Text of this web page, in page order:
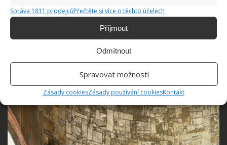
Správa 1811 prodejcůPřečtěte si více o těchto účelech
Příjmout
Odmítnout
Spravovat možnosti
Zásady cookiesZásady používání cookiesKontakt
nástavbami tak unikátní. Nejenom v tom, že jde o
bydlení plnohodnotné, ale hlavně v tom, že kle
bydlet v domě, které je zcela unikátní svým
designem. A to lze říci jak ve chvíli, kdy stojíme před
ním, tak i ve chvíli, kdy vejdeme dovnitř.